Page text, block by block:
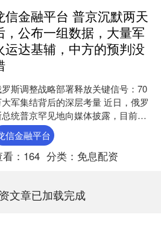
信金融平台 普京沉默两天
，公布一组数据，大量军
运达基辅，中方的预判没
斯调整战略部署释放关键信号：70
军集结背后的深层考量 近日，俄罗
统普京罕见地向媒体披露，目前有
万俄军士兵在俄乌前线作战。这一数
超此前30万轮....
信金融平台
： 164 分类： 免息配资
文章已加载完成